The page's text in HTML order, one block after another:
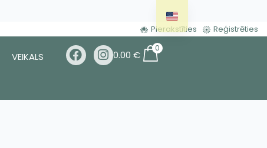
Pierakstīties Reģistrēties
VEIKALS
0.00€
0